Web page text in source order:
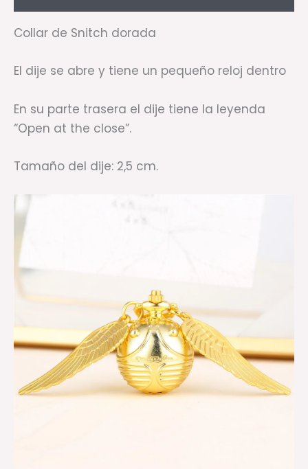
Collar de Snitch dorada
El dije se abre y tiene un pequeño reloj dentro
En su parte trasera el dije tiene la leyenda
“Open at the close”.
Tamaño del dije: 2,5 cm.